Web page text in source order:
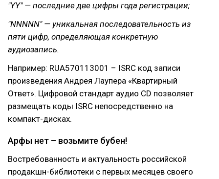
"YY" — последние две цифры года регистрации;
"NNNNN" — уникальная последовательность из
пяти цифр, определяющая конкретную
аудиозапись.
Например: RUA570113001 – ISRC код записи
произведения Андрея Лаупера «Квартирный
Ответ». Цифровой стандарт аудио CD позволяет
размещать коды ISRC непосредственно на
компакт-дисках.
Арфы нет – возьмите бубен!
Востребованность и актуальность российской
продакшн-библиотеки с первых месяцев своего